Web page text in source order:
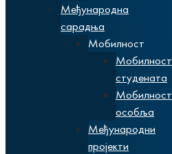
Међународна
сарадња
Мобилност
Мобилност
студената
Мобилност
особља
Међународни
пројекти